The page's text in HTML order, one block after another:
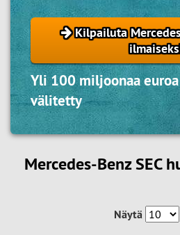
Kilpailuta
Yli 100 miljoonaa
välitetty
Mercedes-Benz SEC
Näytä